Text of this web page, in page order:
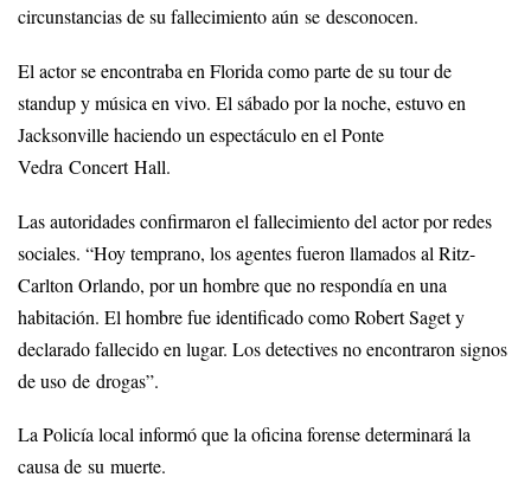
circunstancias de su fallecimiento aún se desconocen.
El actor se encontraba en Florida como parte de su tour de
standup y música en vivo. El sábado por la noche, estuvo en
Jacksonville haciendo un espectáculo en el Ponte
Vedra Concert Hall.
Las autoridades confirmaron el fallecimiento del actor por redes
sociales. “Hoy temprano, los agentes fueron llamados al Ritz-
Carlton Orlando, por un hombre que no respondía en una
habitación. El hombre fue identificado como Robert Saget y
declarado fallecido en lugar. Los detectives no encontraron signos
de uso de drogas”.
La Policía local informó que la oficina forense determinará la
causa de su muerte.